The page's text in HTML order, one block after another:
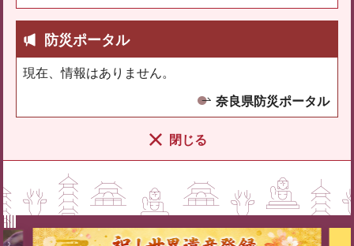
防災ポータル
現在、情報はありません。
奈良県防災ポータル
閉じる